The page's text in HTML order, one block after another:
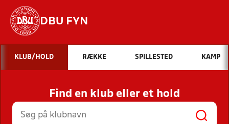
DBU FYN
Hvad vil du søge efter?
INDHOLD OG NYHEDER
STILLINGER, RESULTATER, KLUBBER OG
HOLD
KLUB/HOLD RÆKKE SPILLESTED KAMP
Find en klub eller et hold